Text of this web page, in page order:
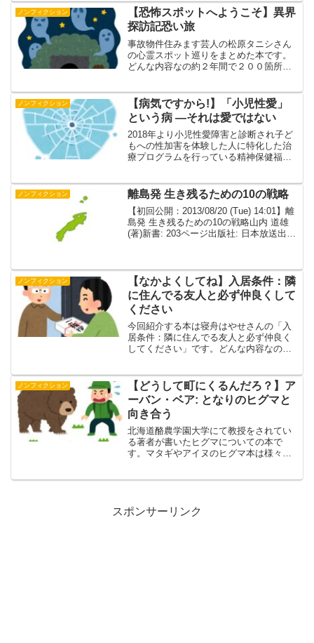
ノンフィクション
【恐怖スポットへようこそ】異界
探訪記恐い旅
事故物件住みます芸人の松原タニシさん
の心霊スポット巡りをまとめた本です。
どんな内容なの約２年間で２００箇所以
玉目撃地、戦跡、トンネル、処刑場跡、
呪いの場、自発多発スポッ...
ノンフィクション
【病気ですから!】「小児性愛」
という病 ―それは愛ではない
2018年より小児性愛障害と診断され子ど
もへの性加害を体験した人に特化した治
療プログラムを行っている精神保健福祉
療したことで見えてきたもの、データが
書かれています。...
ノンフィクション 離島発 生き残るための10の戦略
【初回公開：2013/08/20 (Tue) 14:01】離
島発 生き残るための10の戦略山内 道雄
(著)新書: 203ページ出版社: 日本放送出版
ノンフィクション
【なかよくしてね】入居条件：隣
に住んでる友人と必ず仲良くして
ください
今回紹介する本は寝舟はやせさんの「入
居条件：隣に住んでる友人と必ず仲良く
してください」です。どんな内容なの？
ンの一室を管理する仕事の求人を見つけ
る。雇用の条件は『隣人と...
ノンフィクション
【どうして町にくるんだろ？】ア
ーバン・ベア: となりのヒグマと
向き合う
北海道酪農学園大学にて教授をされてい
る著者が書いたヒグマについての本で
す。マタギやアイヌのヒグマ本は様々あ
スポンサーリンク